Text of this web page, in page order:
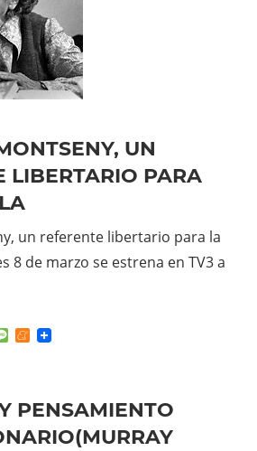
UN
LIBERTARIO PARA
un referente libertario para la
8 de marzo se estrena en TV3 a
MessageMeneame
PENSAMIENTO